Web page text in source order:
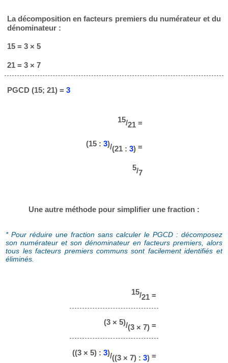
La décomposition en facteurs premiers du numérateur et du
dénominateur :
15 = 3 × 5
21 = 3 × 7
PGCD (15; 21) = 3
15/21 =
(15 : 3)/(21 : 3)=
5/7
Une autre méthode pour simplifier une fraction :
* Pour réduire une fraction sans calculer le PGCD : décomposez
son numérateur et son dénominateur en facteurs premiers, alors
tous les facteurs premiers communs sont facilement identifiés et
éliminés.
15/21 =
(3 × 5)/(3 × 7)=
((3 × 5) : 3)/((3 × 7) : 3)=